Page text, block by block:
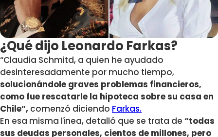
¿Qué dijo Leonardo Farkas?
“Claudia Schmitd, a quien he ayudado
desinteresadamente por mucho tiempo,
solucionándole graves problemas financieros,
como fue rescatarle la hipoteca sobre su casa en
Chile”, comenzó diciendo Farkas.
En esa misma línea, detalló que se trata de “todas
sus deudas personales, cientos de millones, pero